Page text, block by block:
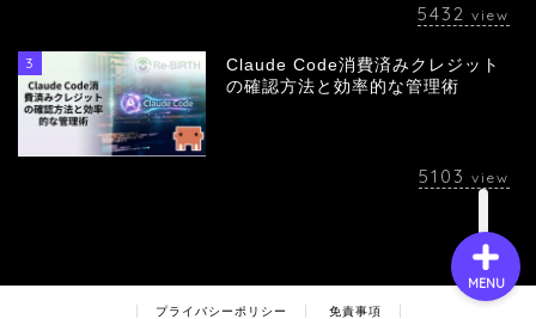
5432 view
3
Claude Code消費済みクレジット
の確認方法と効率的な管理術
5103 view
プライバシーポリシー 免責事項
MENU
採用情報